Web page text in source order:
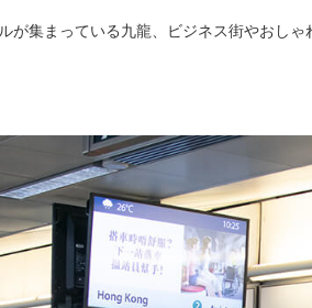
が集まっている九龍、ビジネス街やおし